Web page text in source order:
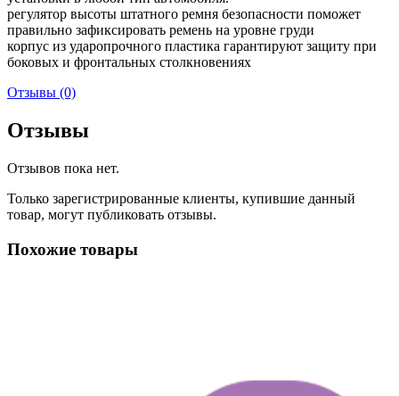
регулятор высоты штатного ремня безопасности поможет
правильно зафиксировать ремень на уровне груди
корпус из ударопрочного пластика гарантируют защиту при
боковых и фронтальных столкновениях
Отзывы (0)
Отзывы
Отзывов пока нет.
Только зарегистрированные клиенты, купившие данный
товар, могут публиковать отзывы.
Похожие товары